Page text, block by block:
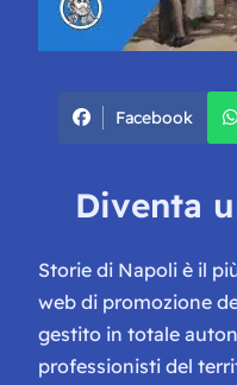
Facebook
Diventa
Storie di Napoli è il
web di promozione
gestito in totale
professionisti del